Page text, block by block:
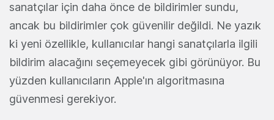
sanatçılar için daha önce de bildirimler sundu,
ancak bu bildirimler çok güvenilir değildi. Ne yazık
ki yeni özellikle, kullanıcılar hangi sanatçılarla ilgili
bildirim alacağını seçemeyecek gibi görünüyor. Bu
yüzden kullanıcıların Apple'ın algoritmasına
güvenmesi gerekiyor.